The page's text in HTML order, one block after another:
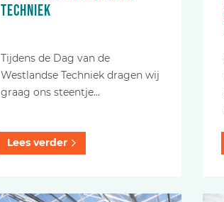
techniek
Tijdens de Dag van de
Westlandse Techniek dragen wij
graag ons steentje…
Lees verder